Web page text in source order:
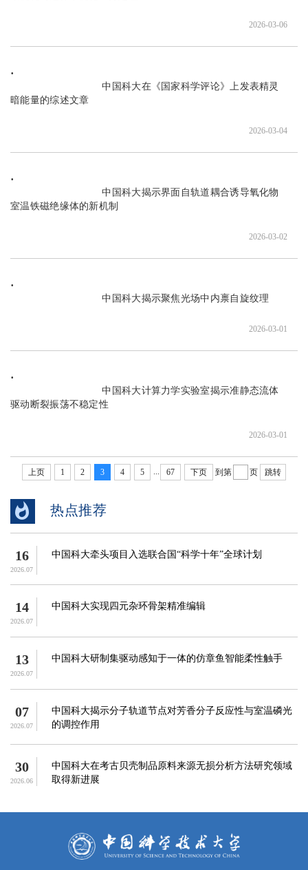
2026-03-06
                               中国科大在《国家科学评论》上发表精灵
暗能量的综述文章
2026-03-04
                               中国科大揭示界面自轨道耦合诱导氧化物
室温铁磁绝缘体的新机制
2026-03-02
                               中国科大揭示聚焦光场中内禀自旋纹理
2026-03-01
                               中国科大计算力学实验室揭示准静态流体
驱动断裂振荡不稳定性
2026-03-01
上页 1 2 3 4 5 67 下页 到第 页 跳转
热点推荐
16
2026.07
中国科大牵头项目入选联合国“科学十年”全球计划
14
2026.07
中国科大实现四元杂环骨架精准编辑
13
2026.07
中国科大研制集驱动感知于一体的仿章鱼智能柔性触手
07
2026.07
中国科大揭示分子轨道节点对芳香分子反应性与室温磷光
的调控作用
30
2026.06
中国科大在考古贝壳制品原料来源无损分析方法研究领域
取得新进展